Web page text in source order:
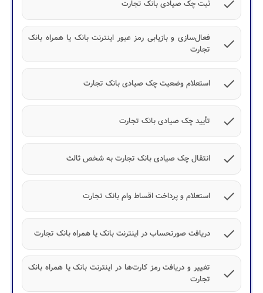
check ثبت چک صیادی بانک تجارت
check
فعال‌سازی و بازیابی رمز عبور اینترنت بانک یا همراه بانک
تجارت
check استعلام وضعیت چک صیادی بانک تجارت
check تأیید چک صیادی بانک تجارت
check انتقال چک صیادی بانک تجارت به شخص ثالث
check استعلام و پرداخت اقساط وام بانک تجارت
check دریافت صورتحساب در اینترنت‌ بانک یا همراه بانک تجارت
check
تغییر و دریافت رمز کارت‌ها در اینترنت‌ بانک یا همراه بانک
تجارت